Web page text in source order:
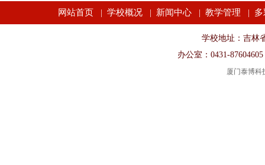
网站首页 学校概况 新闻中心 教学管理
学校地址：吉林
办公室：0431-
厦门泰博科